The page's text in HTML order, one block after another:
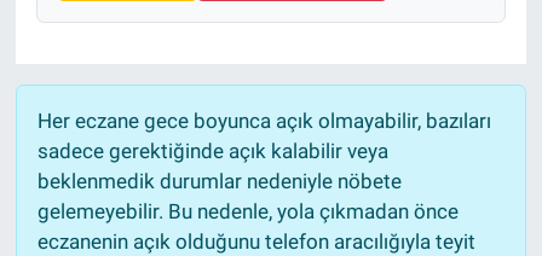
Her eczane gece boyunca açık olmayabilir, bazıları
sadece gerektiğinde açık kalabilir veya
beklenmedik durumlar nedeniyle nöbete
gelemeyebilir. Bu nedenle, yola çıkmadan önce
eczanenin açık olduğunu telefon aracılığıyla teyit
Ramazan